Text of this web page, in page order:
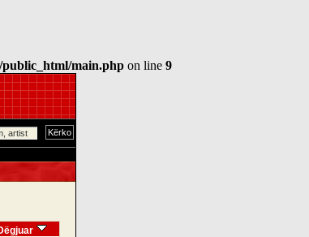
public_html/main.php on line 9